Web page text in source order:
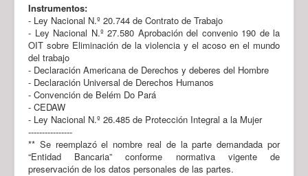
Instrumentos:
- Ley Nacional N.º 20.744 de Contrato de Trabajo
- Ley Nacional N.º 27.580 Aprobación del convenio 190 de la
OIT sobre Eliminación de la violencia y el acoso en el mundo
del trabajo
- Declaración Americana de Derechos y deberes del Hombre
- Declaración Universal de Derechos Humanos
- Convención de Belém Do Pará
- CEDAW
- Ley Nacional N.º 26.485 de Protección Integral a la Mujer
----------------
** Se reemplazó el nombre real de la parte demandada por
“Entidad Bancaria” conforme normativa vigente de
preservación de los datos personales de las partes.